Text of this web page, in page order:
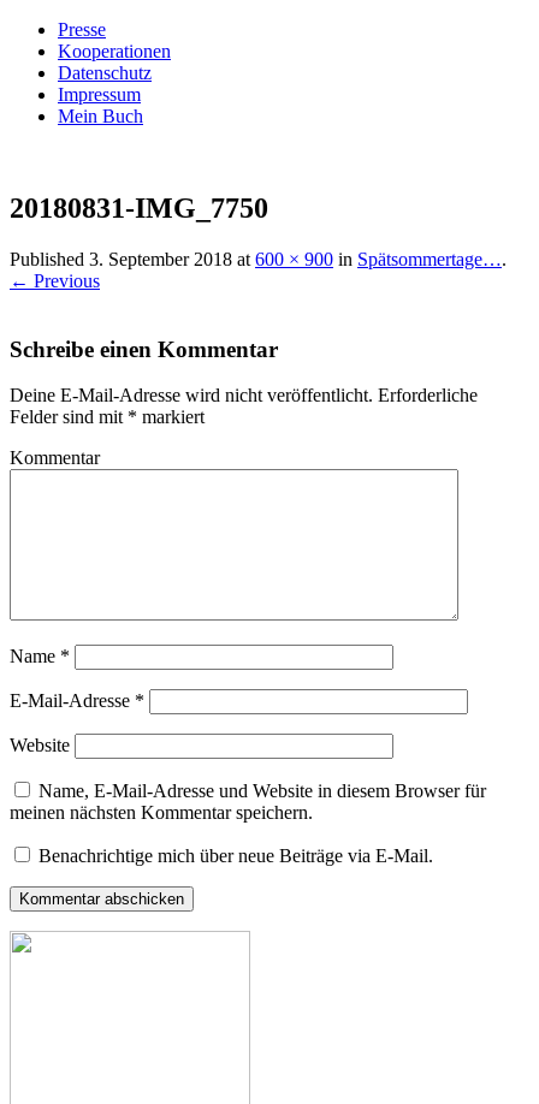
Presse
Kooperationen
Datenschutz
Impressum
Mein Buch
Villa König
20180831-IMG_7750
Published 3. September 2018 at 600 × 900 in Spätsommertage….
← Previous
Schreibe einen Kommentar
Deine E-Mail-Adresse wird nicht veröffentlicht. Erforderliche
Felder sind mit * markiert
Kommentar
Name *
E-Mail-Adresse *
Website
Name, E-Mail-Adresse und Website in diesem Browser für
meinen nächsten Kommentar speichern.
Benachrichtige mich über neue Beiträge via E-Mail.